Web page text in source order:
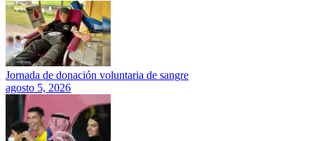
Jornada de donación voluntaria de sangre
agosto 5, 2026